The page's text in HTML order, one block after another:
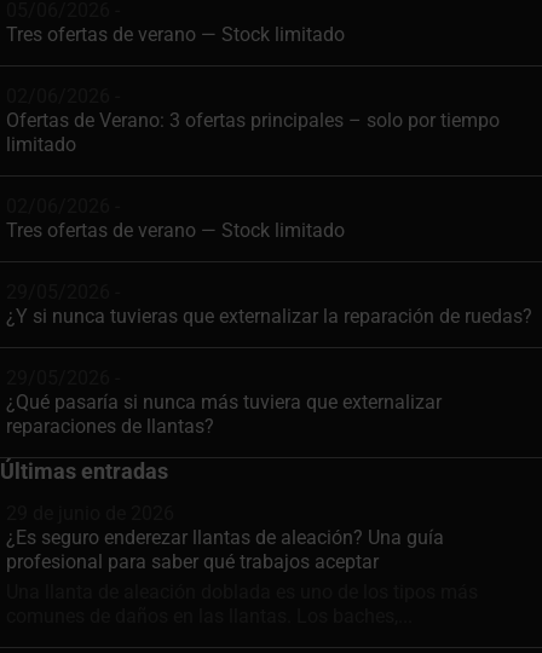
Tres ofertas de verano — Stock limitado
Ofertas de Verano: 3 ofertas principales – solo por tiempo
limitado
Tres ofertas de verano — Stock limitado
¿Y si nunca tuvieras que externalizar la reparación de ruedas?
¿Qué pasaría si nunca más tuviera que externalizar
reparaciones de llantas?
Últimas entradas
¿Es seguro enderezar llantas de aleación? Una guía
profesional para saber qué trabajos aceptar